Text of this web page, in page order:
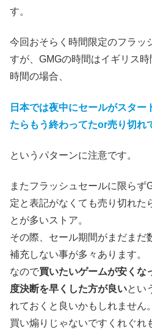
す。
今回おそらく時間限定のフラッ
すが、GMGの時間はイギリス
時間の場合、
日本では夜中にセールがスタ
たらもう終わってたor売り切れ
というパターンに注意です。
またフラッシュセールに限らず
定と表記がなくても売り切れた
とが多いストア。
その際、セール期間がまだまだ
補充しない事が多々あります。
なので買いたいゲームが安くな
度決断を早くした方が良いとい
れておくと良いかもしれません。
買い煽りじゃないですくれぐれ